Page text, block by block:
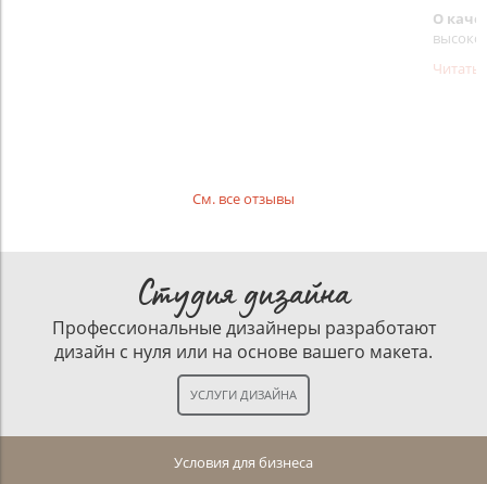
О
Читать
См. все отзывы
Студия дизайна
Профессиональные дизайнеры разработают
дизайн с нуля или на основе вашего макета.
Условия для бизнеса